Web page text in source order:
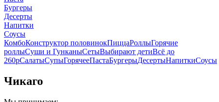
Бургеры
Десерты
Напитки
Соусы
КомбоКонструктор половинокПиццаРоллыГорячие
роллыСуши и ГунканыСетыВыбирают детиВсё до
260рСалатыСупыГорячееПастаБургерыДесертыНапиткиСоусы
Чикаго